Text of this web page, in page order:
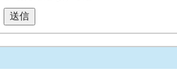
送信